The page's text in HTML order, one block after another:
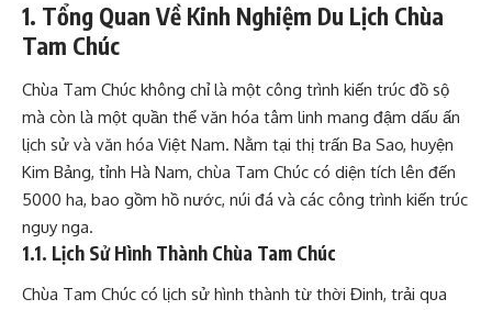
1. Tổng Quan Về Kinh Nghiệm Du Lịch Chùa
Tam Chúc
Chùa Tam Chúc không chỉ là một công trình kiến trúc đồ sộ
mà còn là một quần thể văn hóa tâm linh mang đậm dấu ấn
lịch sử và văn hóa Việt Nam. Nằm tại thị trấn Ba Sao, huyện
Kim Bảng, tỉnh Hà Nam, chùa Tam Chúc có diện tích lên đến
5000 ha, bao gồm hồ nước, núi đá và các công trình kiến trúc
nguy nga.
1.1. Lịch Sử Hình Thành Chùa Tam Chúc
Chùa Tam Chúc có lịch sử hình thành từ thời Đinh, trải qua